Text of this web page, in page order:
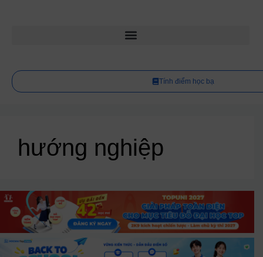
Tính điểm học bạ
hướng nghiệp